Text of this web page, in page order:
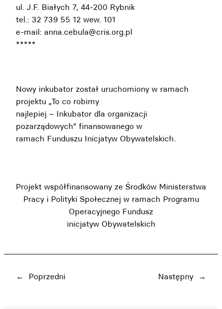
ul. J.F. Białych 7, 44-200 Rybnik
tel.: 32 739 55 12 wew. 101
e-mail: anna.cebula@cris.org.pl
*****
Nowy inkubator został uruchomiony w ramach
projektu „To co robimy
najlepiej – Inkubator dla organizacji
pozarządowych” finansowanego w
ramach Funduszu Inicjatyw Obywatelskich.
Projekt współfinansowany ze Środków Ministerstwa
Pracy i Polityki Społecznej w ramach Programu
Operacyjnego Fundusz
inicjatyw Obywatelskich
← Poprzedni Następny →